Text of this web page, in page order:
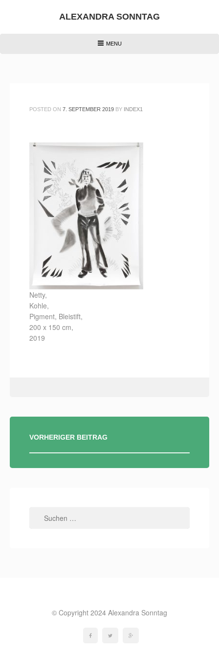
ALEXANDRA SONNTAG
HEADER
MENU
POSTED ON 7. SEPTEMBER 2019 BY INDEX1
Netty,
Kohle,
Pigment, Bleistift,
200 x 150 cm,
2019
BEITRAGSNAVIGATION
VORHERIGER BEITRAG
nach:
© Copyright 2024 Alexandra Sonntag